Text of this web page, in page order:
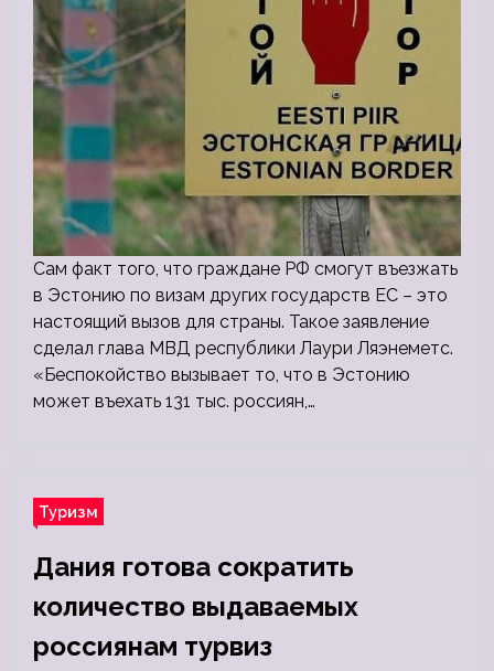
Сам факт того, что граждане РФ смогут въезжать
в Эстонию по визам других государств ЕС – это
настоящий вызов для страны. Такое заявление
сделал глава МВД республики Лаури Ляэнеметс.
«Беспокойство вызывает то, что в Эстонию
может въехать 131 тыс. россиян,…
Туризм
Дания готова сократить
количество выдаваемых
россиянам турвиз